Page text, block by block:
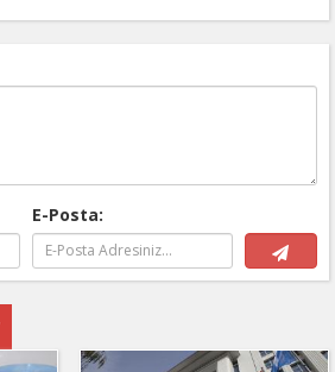
E-Posta: